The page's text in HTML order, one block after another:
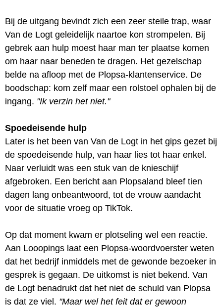
Bij de uitgang bevindt zich een zeer steile trap, waar
Van de Logt geleidelijk naartoe kon strompelen. Bij
gebrek aan hulp moest haar man ter plaatse komen
om haar naar beneden te dragen. Het gezelschap
belde na afloop met de Plopsa-klantenservice. De
boodschap: kom zelf maar een rolstoel ophalen bij de
ingang. "Ik verzin het niet."
Spoedeisende hulp
Later is het been van Van de Logt in het gips gezet bij
de spoedeisende hulp, van haar lies tot haar enkel.
Naar verluidt was een stuk van de knieschijf
afgebroken. Een bericht aan Plopsaland bleef tien
dagen lang onbeantwoord, tot de vrouw aandacht
voor de situatie vroeg op TikTok.
Op dat moment kwam er plotseling wel een reactie.
Aan Looopings laat een Plopsa-woordvoerster weten
dat het bedrijf inmiddels met de gewonde bezoeker in
gesprek is gegaan. De uitkomst is niet bekend. Van
de Logt benadrukt dat het niet de schuld van Plopsa
is dat ze viel. "Maar wel het feit dat er gewoon